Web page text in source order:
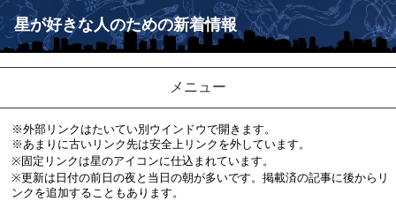
星が好きな人のための新着情報
メニュー
※外部リンクはたいてい別ウインドウで開きます。
※あまりに古いリンク先は安全上リンクを外しています。
※固定リンクは星のアイコンに仕込まれています。
※更新は日付の前日の夜と当日の朝が多いです。掲載済の記事に後からリ
ンクを追加することもあります。